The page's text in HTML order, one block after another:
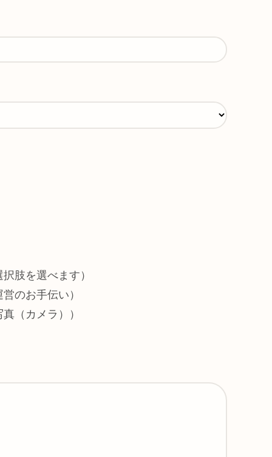
肢を選べます）
のお手伝い）
（カメラ））